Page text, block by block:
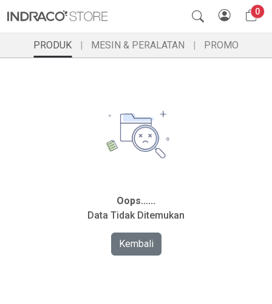
0
PRODUK MESIN & PERALATAN PROMO
Oops......
Data Tidak Ditemukan
Kembali